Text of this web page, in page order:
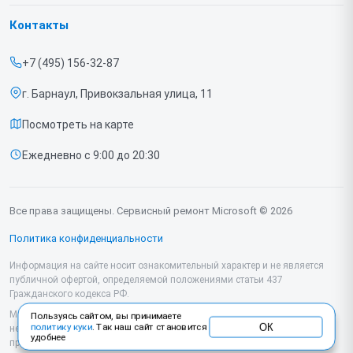
Срочный ремонт
Доставка и способы оплаты
Диагностика
Контакты
Игровых приставок
Контакты
+7 (495) 156-32-87
г. Барнаул, Привокзальная улица, 11
Посмотреть на карте
Ежедневно с 9:00 до 20:30
Все права защищены. Сервисный ремонт Microsoft © 2026
Политика конфиденциальности
Информация на сайте носит ознакомительный характер и не является
публичной офертой, определяемой положениями статьи 437
Гражданского кодекса РФ.
Мы специализируемся на обслуживании и ремонте техники Microsoft, но
не являемся их официальным представителем. Предоставляем
профессиональные услуги после истечения гарантии, а также
Пользуясь сайтом, вы принимаете
политику куки. Так наш сайт становится
удобнее
ОК